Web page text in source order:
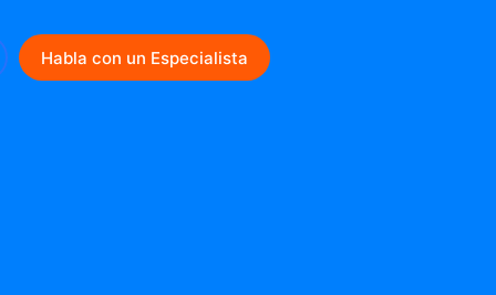
Habla con un Especialista